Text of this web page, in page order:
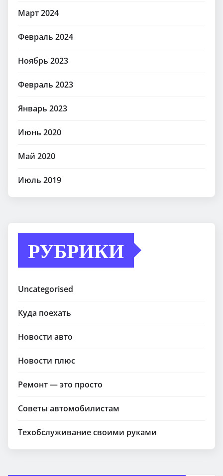
Март 2024
Февраль 2024
Ноябрь 2023
Февраль 2023
Январь 2023
Июнь 2020
Май 2020
Июль 2019
РУБРИКИ
Uncategorised
Куда поехать
Новости авто
Новости плюс
Ремонт — это просто
Советы автомобилистам
Техобслуживание своими руками